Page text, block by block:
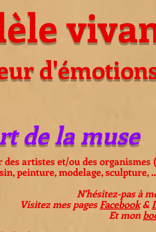
des artistes et/ou des organismes
peinture, modelage, sculpture,
N'hésitez-pas à
Visitez mes pagesFacebook&
Et mon
de la muse